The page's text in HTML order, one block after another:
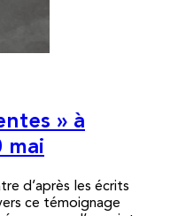
» à
mai
d’après les écrits
ce témoignage